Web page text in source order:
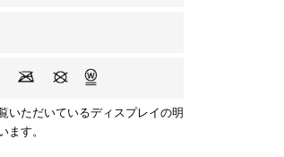
いただいているディスプレイの明
ます。